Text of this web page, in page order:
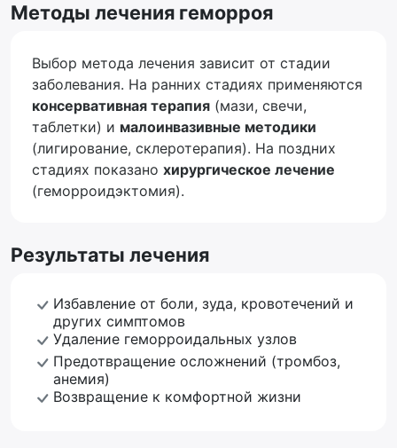
Методы лечения геморроя
Выбор метода лечения зависит от стадии
заболевания. На ранних стадиях применяются
консервативная терапия (мази, свечи,
таблетки) и малоинвазивные методики
(лигирование, склеротерапия). На поздних
стадиях показано хирургическое лечение
(геморроидэктомия).
Результаты лечения
Избавление от боли, зуда, кровотечений и
других симптомов
Удаление геморроидальных узлов
Предотвращение осложнений (тромбоз,
анемия)
Возвращение к комфортной жизни